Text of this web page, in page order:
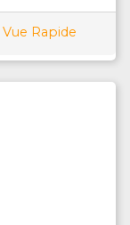
Vue Rapide